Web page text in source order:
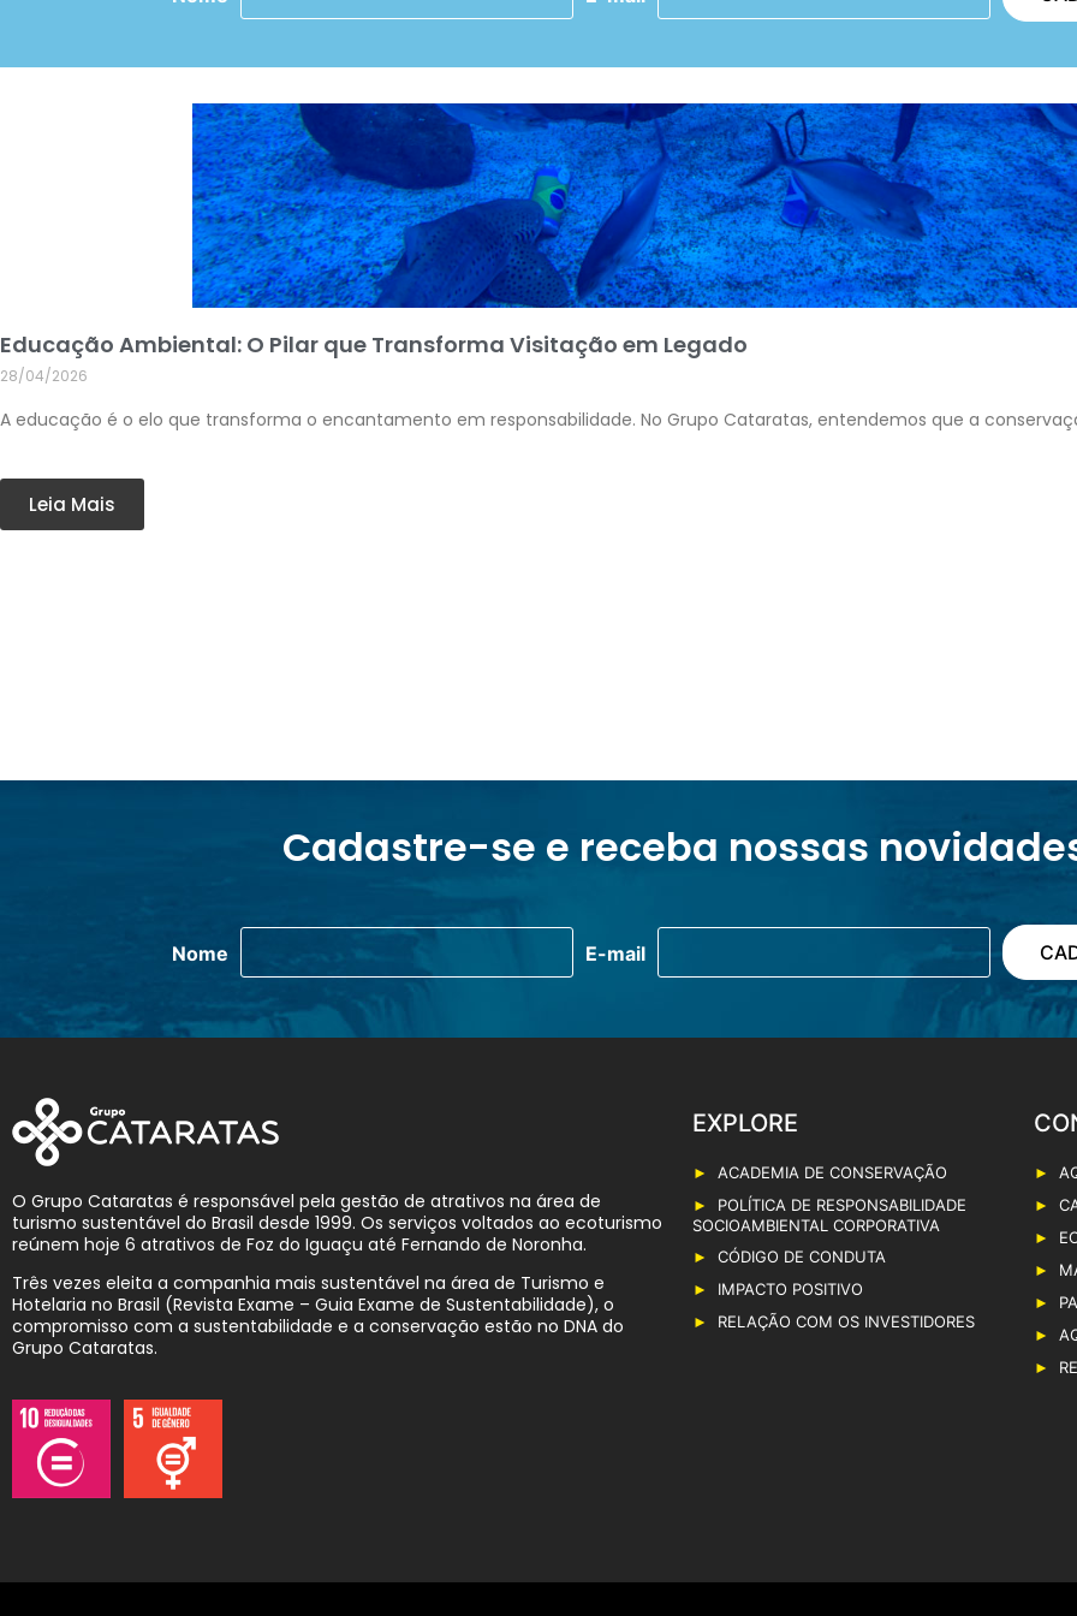
Educação Ambiental: O Pilar que Transforma Visitação em Legado
28/04/2026
A educação é o elo que transforma o encantamento em responsabilidade. No Grupo Cataratas, entendemos que a
Leia Mais
Cadastre-se e receba nossas
Nome E-mail
O Grupo Cataratas é responsável pela gestão de atrativos na área de
turismo sustentável do Brasil desde 1999. Os serviços voltados ao ecoturismo
reúnem hoje 6 atrativos de Foz do Iguaçu até Fernando de Noronha.
Três vezes eleita a companhia mais sustentável na área de Turismo e
Hotelaria no Brasil (Revista Exame – Guia Exame de Sustentabilidade), o
compromisso com a sustentabilidade e a conservação estão no DNA do
Grupo Cataratas.
EXPLORE
ACADEMIA DE CONSERVAÇÃO
POLÍTICA DE RESPONSABILIDADE
SOCIOAMBIENTAL CORPORATIVA
CÓDIGO DE CONDUTA
IMPACTO POSITIVO
RELAÇÃO COM OS INVESTIDORES